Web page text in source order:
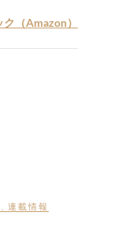
（Amazon）
連載情報